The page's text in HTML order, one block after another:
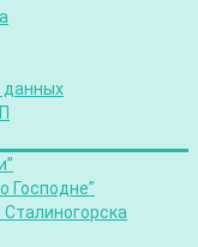
данных
Господне”